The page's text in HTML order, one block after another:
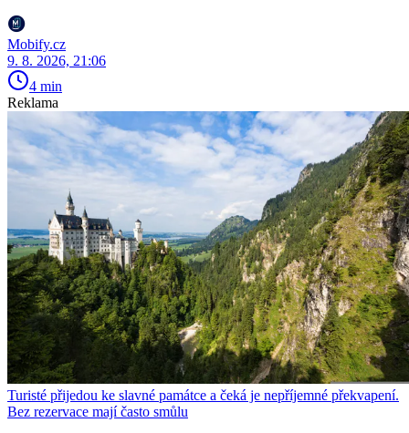
Mobify.cz
9. 8. 2026, 21:06
4 min
Reklama
Turisté přijedou ke slavné památce a čeká je nepříjemné překvapení.
Bez rezervace mají často smůlu